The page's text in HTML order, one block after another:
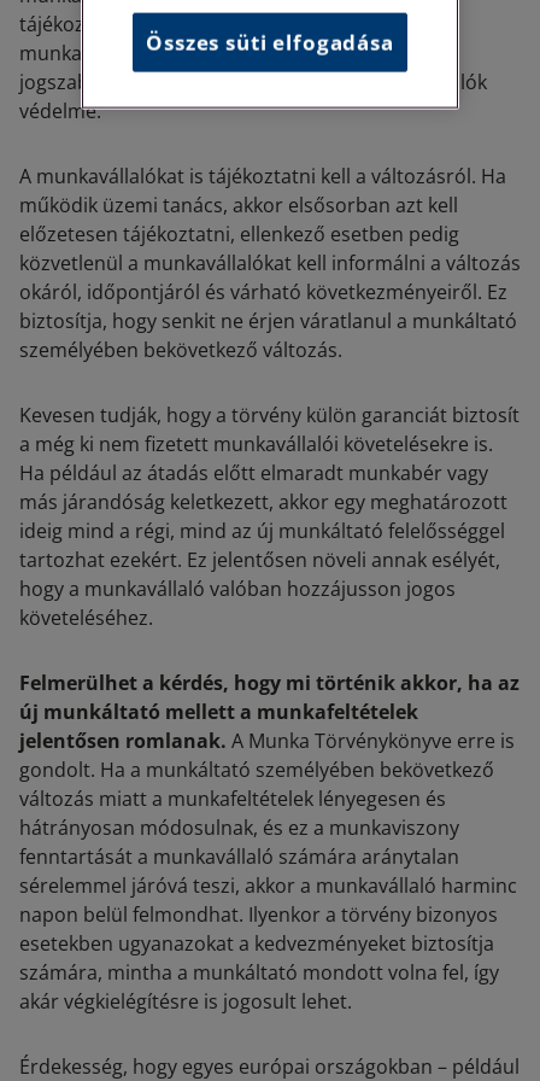
tájékoztatást kapott, és ezért nem teljesíti a
munkavállalóval szembeni kötelezettségeit. A
jogszabály elsődleges célja ugyanis a munkavállalók
védelme.
A munkavállalókat is tájékoztatni kell a változásról. Ha
működik üzemi tanács, akkor elsősorban azt kell
előzetesen tájékoztatni, ellenkező esetben pedig
közvetlenül a munkavállalókat kell informálni a változás
okáról, időpontjáról és várható következményeiről. Ez
biztosítja, hogy senkit ne érjen váratlanul a munkáltató
személyében bekövetkező változás.
Kevesen tudják, hogy a törvény külön garanciát biztosít
a még ki nem fizetett munkavállalói követelésekre is.
Ha például az átadás előtt elmaradt munkabér vagy
más járandóság keletkezett, akkor egy meghatározott
ideig mind a régi, mind az új munkáltató felelősséggel
tartozhat ezekért. Ez jelentősen növeli annak esélyét,
hogy a munkavállaló valóban hozzájusson jogos
követeléséhez.
Felmerülhet a kérdés, hogy mi történik akkor, ha az
új munkáltató mellett a munkafeltételek
jelentősen romlanak. A Munka Törvénykönyve erre is
gondolt. Ha a munkáltató személyében bekövetkező
változás miatt a munkafeltételek lényegesen és
hátrányosan módosulnak, és ez a munkaviszony
fenntartását a munkavállaló számára aránytalan
sérelemmel járóvá teszi, akkor a munkavállaló harminc
napon belül felmondhat. Ilyenkor a törvény bizonyos
esetekben ugyanazokat a kedvezményeket biztosítja
számára, mintha a munkáltató mondott volna fel, így
akár végkielégítésre is jogosult lehet.
Érdekesség, hogy egyes európai országokban – például
Összes süti elfogadása